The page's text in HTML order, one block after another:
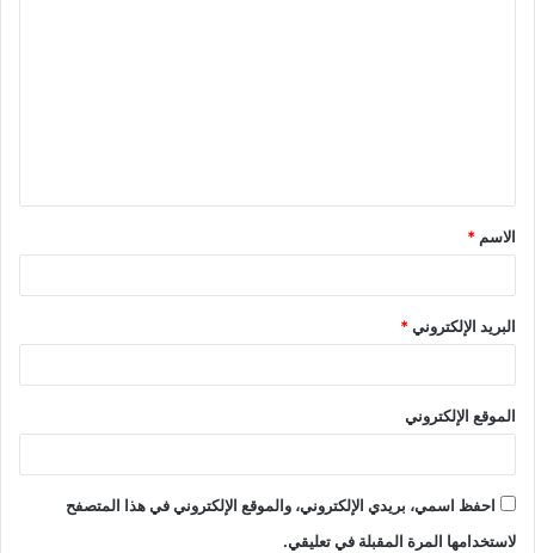
الاسم *
البريد الإلكتروني*
الموقع الإلكتروني
احفظ اسمي، بريدي الإلكتروني، والموقع الإلكتروني في هذا المتصفح
لاستخدامها المرة المقبلة في تعليقي.